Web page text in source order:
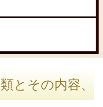
とその内容、